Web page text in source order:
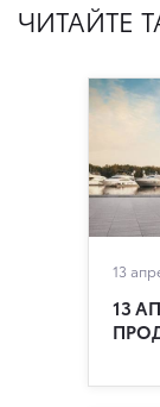
ЧИТАЙТЕ
13
13